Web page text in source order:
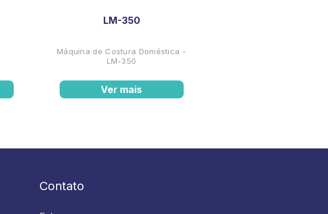
LM-350
Máquina de Costura Doméstica -
LM-350
Ver mais
Contato